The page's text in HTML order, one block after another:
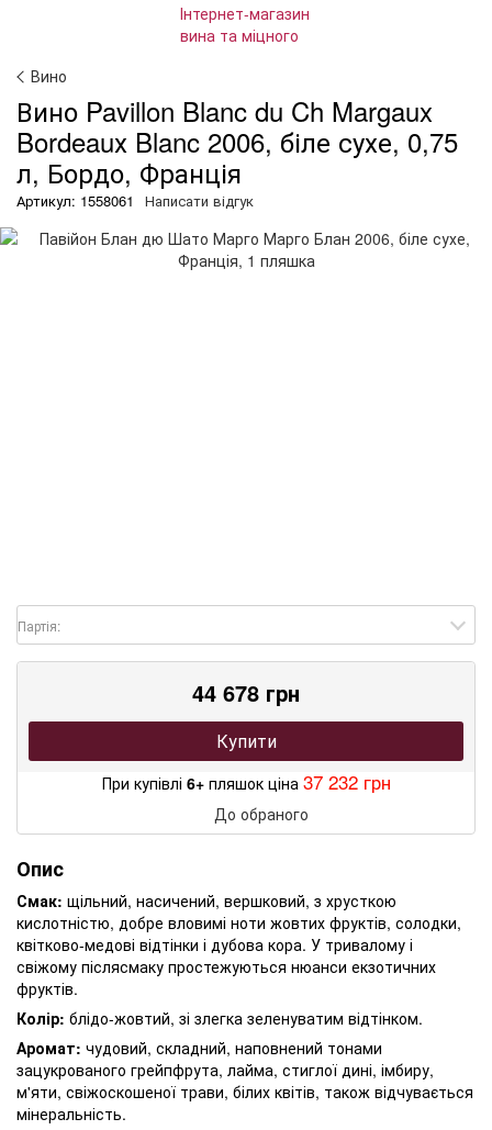
Вино
Вино Pavillon Blanc du Ch Margaux
Bordeauх Blanc 2006, біле сухе, 0,75
л, Бордо, Франція
Артикул: 1558061 Написати відгук
Партія:
44 678 грн
Купити
При купівлі 6+пляшок ціна 37 232 грн
До обраного
Опис
Смак: щільний, насичений, вершковий, з хрусткою
кислотністю, добре вловимі ноти жовтих фруктів, солодки,
квітково-медові відтінки і дубова кора. У тривалому і
свіжому післясмаку простежуються нюанси екзотичних
фруктів.
Колір: блідо-жовтий, зі злегка зеленуватим відтінком.
Аромат: чудовий, складний, наповнений тонами
зацукрованого грейпфрута, лайма, стиглої дині, імбиру,
м'яти, свіжоскошеної трави, білих квітів, також відчувається
мінеральність.